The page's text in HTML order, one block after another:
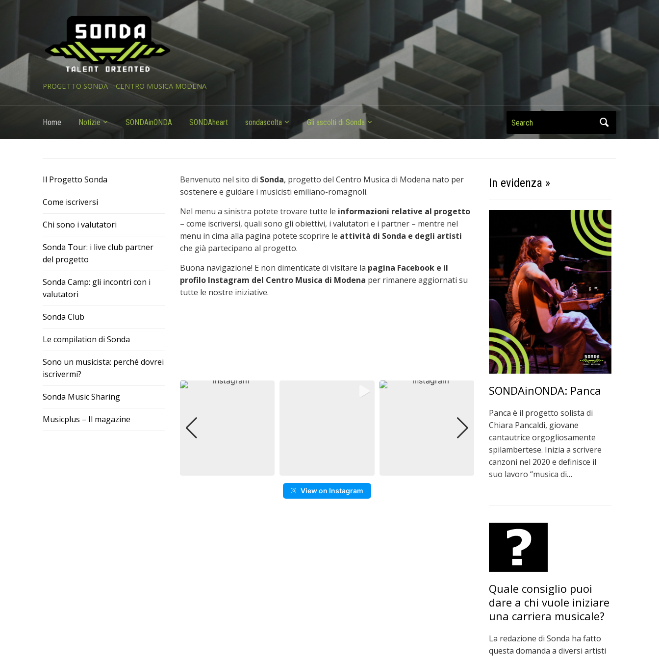
PROGETTO SONDA – CENTRO MUSICA MODENA
Home Notizie SONDAinONDA SONDAheart sondascolta Gli ascolti di Sonda Search
Il Progetto Sonda
Come iscriversi
Chi sono i valutatori
Sonda Tour: i live club partner
del progetto
Sonda Camp: gli incontri con i
valutatori
Sonda Club
Le compilation di Sonda
Sono un musicista: perché dovrei
iscrivermi?
Sonda Music Sharing
Musicplus – Il magazine
Benvenuto nel sito di Sonda, progetto del Centro Musica di Modena nato per
sostenere e guidare i musicisti emiliano-romagnoli.
Nel menu a sinistra potete trovare tutte le informazioni relative al progetto
– come iscriversi, quali sono gli obiettivi, i valutatori e i partner – mentre nel
menu in cima alla pagina potete scoprire le attività di Sonda e degli artisti
che già partecipano al progetto.
Buona navigazione! E non dimenticate di visitare la pagina Facebook e il
profilo Instagram del Centro Musica di Modena per rimanere aggiornati su
tutte le nostre iniziative.
View on Instagram
In evidenza »
SONDAinONDA: Panca
Panca è il progetto solista di
Chiara Pancaldi, giovane
cantautrice orgogliosamente
spilambertese. Inizia a scrivere
canzoni nel 2020 e definisce il
suo lavoro “musica di…
Quale consiglio puoi
dare a chi vuole iniziare
una carriera musicale?
La redazione di Sonda ha fatto
questa domanda a diversi artisti